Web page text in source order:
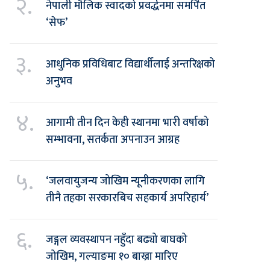
नेपाली मौलिक स्वादको प्रवर्द्धनमा समर्पित
‘सेफ’
३.
आधुनिक प्रविधिबाट विद्यार्थीलाई अन्तरिक्षको
अनुभव
४.
आगामी तीन दिन केही स्थानमा भारी वर्षाको
सम्भावना, सतर्कता अपनाउन आग्रह
५.
‘जलवायुजन्य जोखिम न्यूनीकरणका लागि
तीनै तहका सरकारबिच सहकार्य अपरिहार्य’
६.
जङ्गल व्यवस्थापन नहुँदा बढ्यो बाघको
जोखिम, गल्याङमा १० बाख्रा मारिए